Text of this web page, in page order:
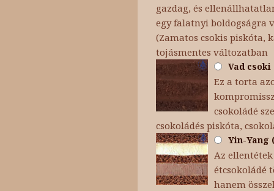
gazdag, és
egy falatnyi boldogságra
(Zamatos csokis piskóta,
tojásmentes változatban
Vad csoki
Ez a torta
csokoládé
csokoládés piskóta,
Yin-Yang
Az
étcsokoládé
hanem